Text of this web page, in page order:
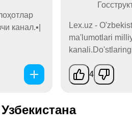
канал.▪️|
Lex.uz -
ma'lumotlari
4